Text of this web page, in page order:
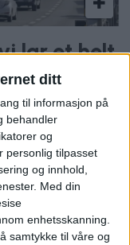
ditt
til informasjon på
behandler
og
personlig tilpasset
og innhold,
Med din
enhetsskanning.
samtykke til våre og
lar et helt
folk sitter